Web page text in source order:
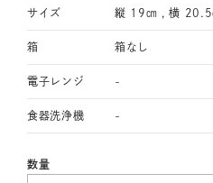
サイズ 縦 19㎝ , 横 20.5
箱 箱なし
電子レンジ -
食器洗浄機 -